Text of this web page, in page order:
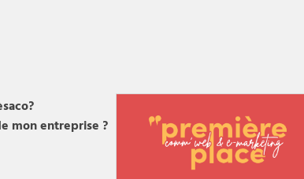
mon entreprise ?